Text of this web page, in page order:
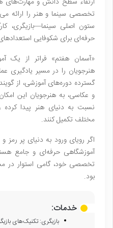
تخصصی سینما و هنر را ارائه
ستون اصلی سینما—بازیگری،
حرفه‌ای برای شکوفایی
«آسمان هفتم» فراتر از یک
هنرجویان را در مسیر
گسترده دوره‌های آموزشی، از
و عکاسی، به هنرجویان این
نسبت به دنیای هنر پیدا
مختلف تکمیل کنند.
اگر رویای ورود به دنیای پر رمز
آموزشگاهی حرفه‌ای و جامع
تخصصی خود، گامی استوار در
بود.
خدمات:
بازیگری: تکنیک‌های